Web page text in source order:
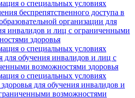
о специальных условиях
беспрепятственного доступа в
организации для
инвалидов и лиц с ограниченными
здоровья
о специальных условиях
для обучения инвалидов и лиц с
возможностями здоровья
о специальных условиях
для обучения инвалидов и
возможностями